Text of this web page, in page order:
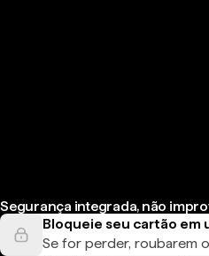
Segurança integrada, não
Bloqueie seu cartão em
Se for perder, roubarem